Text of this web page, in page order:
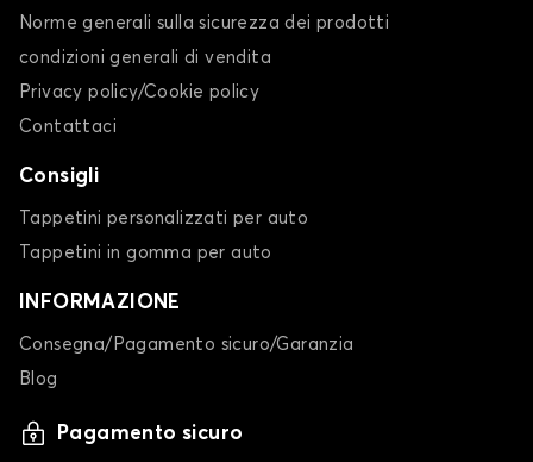
Norme generali sulla sicurezza dei prodotti
condizioni generali di vendita
Privacy policy/Cookie policy
Contattaci
Consigli
Tappetini personalizzati per auto
Tappetini in gomma per auto
INFORMAZIONE
Consegna/Pagamento sicuro/Garanzia
Blog
Pagamento sicuro